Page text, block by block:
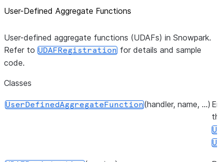
User-Defined Aggregate Functions
User-defined aggregate functions (UDAFs) in Snowpark.
Refer to UDAFRegistration for details and sample
code.
Classes
UserDefinedAggregateFunction(handler, name, ...)